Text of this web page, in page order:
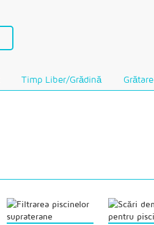
Timp Liber/Grădină Grătare